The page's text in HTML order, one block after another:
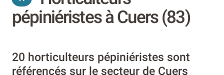
pépiniéristes à Cuers (83)
20 horticulteurs pépiniéristes sont
référencés sur le secteur de Cuers